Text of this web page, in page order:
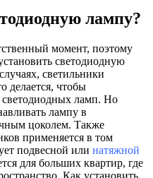
лампу?
момент, поэтому
светодиодную
светильники
делается, чтобы
светодиодных ламп. Но
лампу в
цоколем. Также
применяется в том
подвесной или натяжной
для больших квартир, где
Как установить